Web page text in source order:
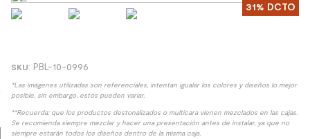
8. receptaculo 31% DCTO
: PBL-10-0996
*Las imágenes utilizadas son referenciales, intentan igualar los colores y diseños lo mejor
posible, sin embargo, estos pueden variar.
**Recuerda: que los productos destonalizados o multicara vienen mezclados en las cajas.
Se recomienda siempre mezclar y hacer una presentación antes de instalar, ya que no
siempre estarán todos los diseños dentro de la misma caja.